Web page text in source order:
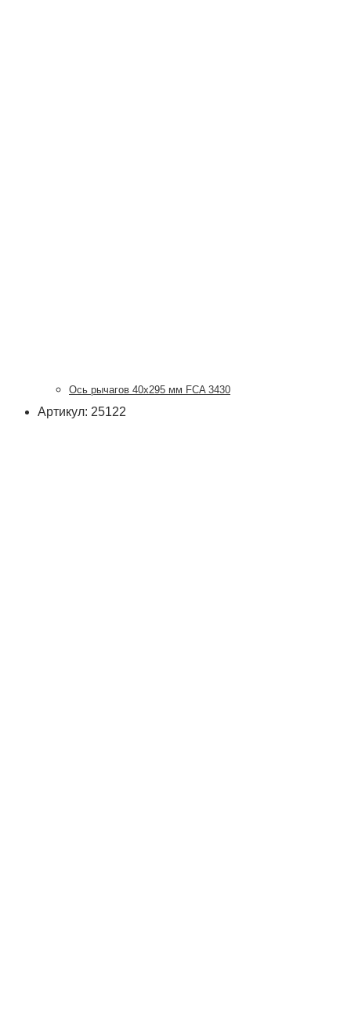
Ось рычагов 40х295 мм FCA 3430
Артикул: 25122